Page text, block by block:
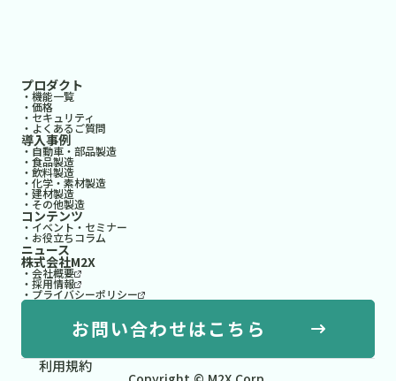
プロダクト
・機能一覧
・価格
・セキュリティ
・よくあるご質問
導入事例
・自動車・部品製造
・食品製造
・飲料製造
・化学・素材製造
・建材製造
・その他製造
コンテンツ
・イベント・セミナー
・お役立ちコラム
ニュース
株式会社M2X
・会社概要
・採用情報
・プライバシーポリシー
お問い合わせはこちら
利用規約